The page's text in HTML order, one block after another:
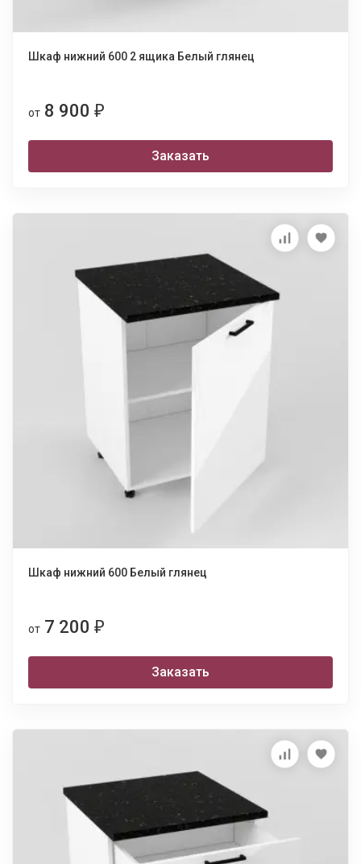
Шкаф нижний 600 2 ящика Белый глянец
от 8 900 ₽
Заказать
Шкаф нижний 600 Белый глянец
от 7 200 ₽
Заказать